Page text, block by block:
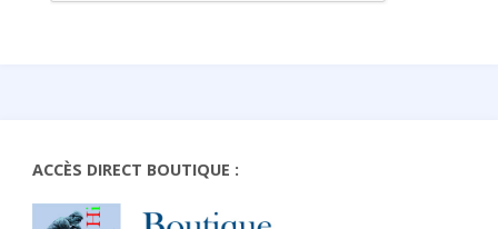
ACCÈS DIRECT BOUTIQUE :